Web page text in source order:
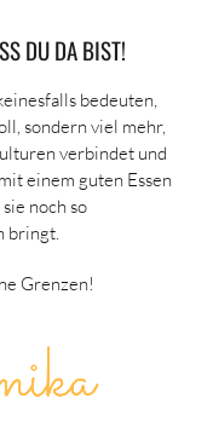
DU DA BIST!
bedeuten,
sondern viel mehr,
verbindet und
einem guten Essen
noch so
bringt.
Grenzen!